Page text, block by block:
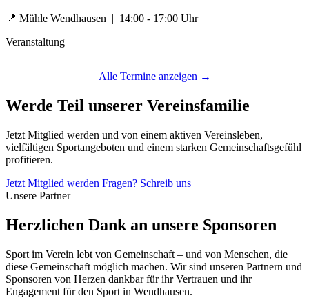
📍 Mühle Wendhausen | 14:00 - 17:00 Uhr
Veranstaltung
Alle Termine anzeigen →
Werde Teil unserer Vereinsfamilie
Jetzt Mitglied werden und von einem aktiven Vereinsleben,
vielfältigen Sportangeboten und einem starken Gemeinschaftsgefühl
profitieren.
Jetzt Mitglied werden Fragen? Schreib uns
Unsere Partner
Herzlichen Dank an unsere Sponsoren
Sport im Verein lebt von Gemeinschaft – und von Menschen, die
diese Gemeinschaft möglich machen. Wir sind unseren Partnern und
Sponsoren von Herzen dankbar für ihr Vertrauen und ihr
Engagement für den Sport in Wendhausen.